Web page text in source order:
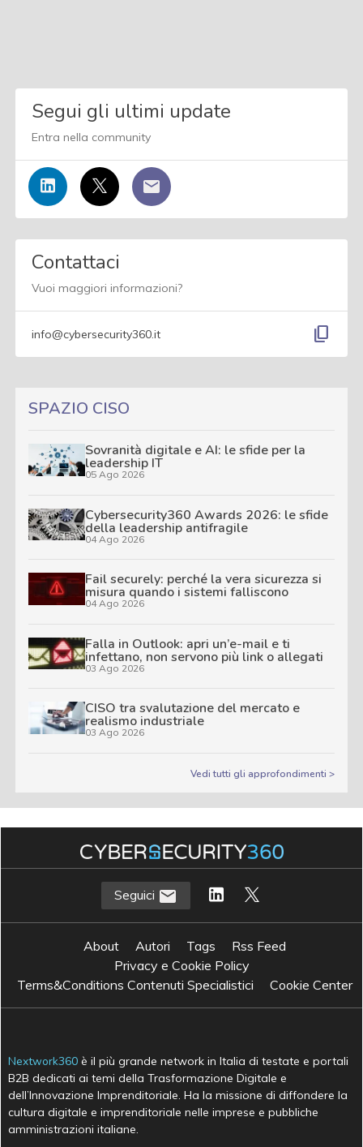
Segui gli ultimi update
Entra nella community
Contattaci
Vuoi maggiori informazioni?
info@cybersecurity360.it content_copy
SPAZIO CISO
Sovranità digitale e AI: le sfide per la
leadership IT
05 Ago 2026
Cybersecurity360 Awards 2026: le sfide
della leadership antifragile
04 Ago 2026
Fail securely: perché la vera sicurezza si
misura quando i sistemi falliscono
04 Ago 2026
Falla in Outlook: apri un’e-mail e ti
infettano, non servono più link o allegati
03 Ago 2026
CISO tra svalutazione del mercato e
realismo industriale
03 Ago 2026
Vedi tutti gli approfondimenti >
Seguici
About Autori Tags
Rss Feed
Privacy e Cookie Policy
Terms&Conditions Contenuti Specialistici
Cookie Center
Nextwork360 è il più grande network in Italia di testate e portali
B2B dedicati ai temi della Trasformazione Digitale e
dell’Innovazione Imprenditoriale. Ha la missione di diffondere la
cultura digitale e imprenditoriale nelle imprese e pubbliche
amministrazioni italiane.